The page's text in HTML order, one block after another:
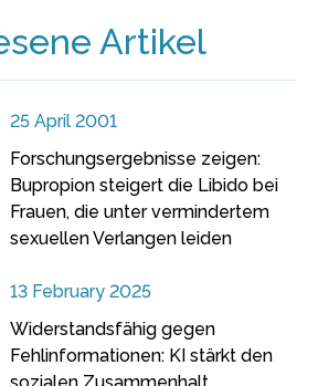
Artikel
25 April 2001
Forschungsergebnisse zeigen:
Bupropion steigert die Libido bei
Frauen, die unter vermindertem
sexuellen Verlangen leiden
13 February 2025
Widerstandsfähig gegen
Fehlinformationen: KI stärkt den
sozialen Zusammenhalt